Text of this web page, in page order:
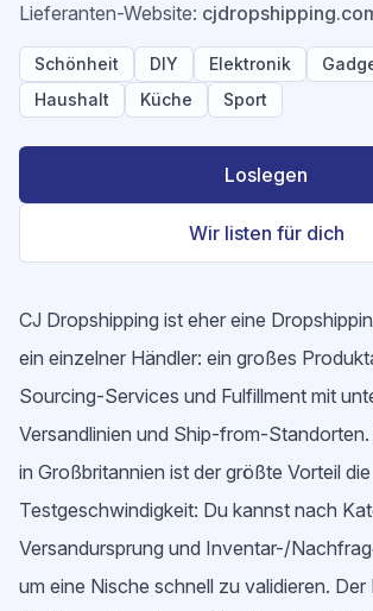
Lieferanten-Website:
Schönheit DIY Elektronik
Haushalt
Küche Sport
Loslegen
Wir listen für dich
CJ Dropshipping ist eher eine
ein einzelner Händler: ein großes
Sourcing-Services und Fulfillment mit
Versandlinien und Ship-from-
in Großbritannien ist der größte Vorteil die
Testgeschwindigkeit: Du kannst nach
Versandursprung und Inventar-/
um eine Nische schnell zu validieren. Der